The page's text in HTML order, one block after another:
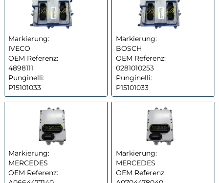
Markierung:
IVECO
OEM Referenz:
4898111
Punginelli:
P15101033
Markierung:
BOSCH
OEM Referenz:
0281010253
Punginelli:
P15101033
Markierung:
MERCEDES
OEM Referenz:
Markierung:
MERCEDES
OEM Referenz: